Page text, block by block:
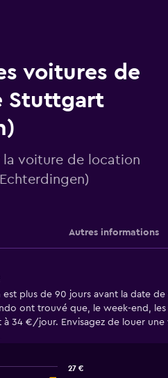
voitures de
Stuttgart
la voiture de location
Autres informations
plus de 90 jours avant la date
ont trouvé que, le week-end,
34 €/jour. Envisagez de louer
27 €